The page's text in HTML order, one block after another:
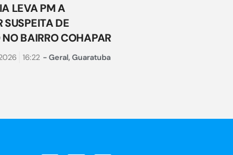
LEVA PM A
SUSPEITA DE
BAIRRO COHAPAR
16:22 -Geral,Guaratuba